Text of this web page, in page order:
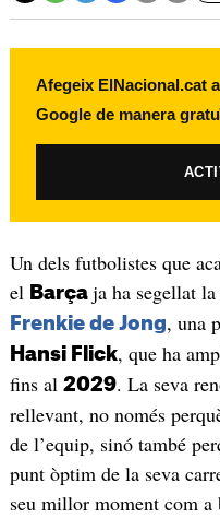
Afegeix ElNacional.cat
Google de manera
Un dels futbolistes que
el Barça ja ha segellat
Frenkie de Jong, una
Hansi Flick, que ha
fins al 2029. La seva
rellevant, no només
de l’equip, sinó també
punt òptim de la seva
seu millor moment com a